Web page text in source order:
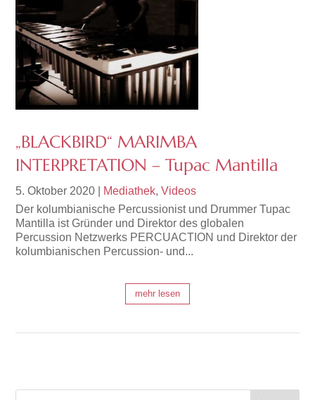
„BLACKBIRD“ MARIMBA
INTERPRETATION – Tupac Mantilla
5. Oktober 2020 Mediathek,Videos
Der kolumbianische Percussionist und Drummer Tupac
Mantilla ist Gründer und Direktor des globalen
Percussion Netzwerks PERCUACTION und Direktor der
kolumbianischen Percussion- und...
mehr lesen